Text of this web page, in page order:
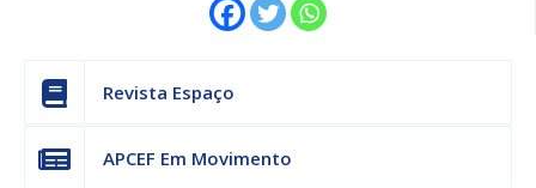
Revista Espaço
APCEF Em Movimento